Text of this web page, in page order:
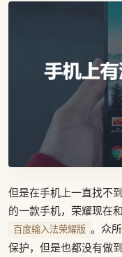
但是在手机上一直找不
的一款手机，荣耀现在
百度输入法荣耀版 。众
保护，但是也都没有做